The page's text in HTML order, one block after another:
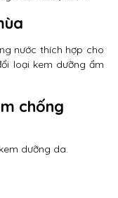
nước thích hợp cho
loại kem dưỡng ẩm
chống